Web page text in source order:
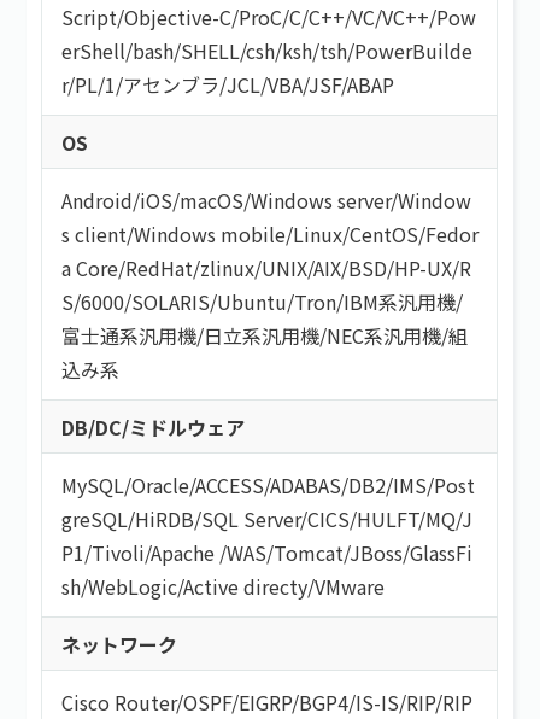
Script/Objective-C/ProC/C/C++/VC/VC++/Pow
erShell/bash/SHELL/csh/ksh/tsh/PowerBuilde
r/PL/1/アセンブラ/JCL/VBA/JSF/ABAP
OS
Android/iOS/macOS/Windows server/Window
s client/Windows mobile/Linux/CentOS/Fedor
a Core/RedHat/zlinux/UNIX/AIX/BSD/HP-UX/R
S/6000/SOLARIS/Ubuntu/Tron/IBM系汎用機/
富士通系汎用機/日立系汎用機/NEC系汎用機/組
込み系
DB/DC/ミドルウェア
MySQL/Oracle/ACCESS/ADABAS/DB2/IMS/Post
greSQL/HiRDB/SQL Server/CICS/HULFT/MQ/J
P1/Tivoli/Apache /WAS/Tomcat/JBoss/GlassFi
sh/WebLogic/Active directy/VMware
ネットワーク
Cisco Router/OSPF/EIGRP/BGP4/IS-IS/RIP/RIP